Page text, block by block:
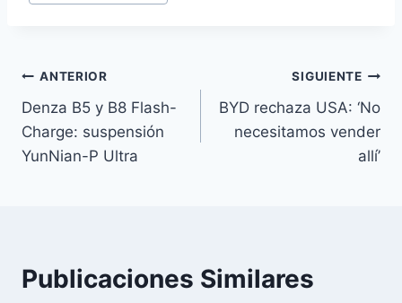
Navegación
de
entradas
ANTERIOR
Denza B5 y B8 Flash-
Charge: suspensión
YunNian-P Ultra
SIGUIENTE
BYD rechaza USA: ‘No
necesitamos vender
allí’
Publicaciones Similares